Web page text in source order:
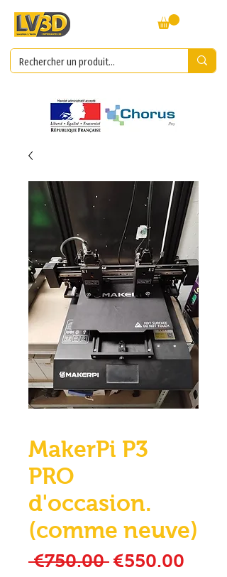
MakerPi P3
PRO
d'occasion.
(comme neuve)
€750.00 Regular Price
€550.00